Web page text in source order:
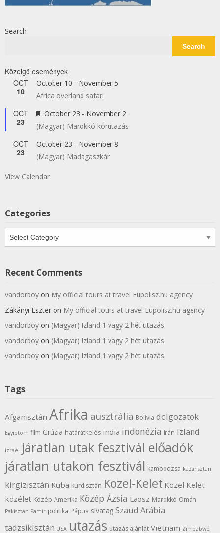
Search
Search
Közelgő események
OCT
10
October 10 - November 5
Africa overland safari
OCT
23
Featured
October 23 - November 2
(Magyar) Marokkó körutazás
OCT
23
October 23 - November 8
(Magyar) Madagaszkár
View Calendar
Categories
Categories
Recent Comments
vandorboy on My official tours at travel Eupolisz.hu agency
Zákányi Eszter on My official tours at travel Eupolisz.hu agency
vandorboy on (Magyar) Izland 1 vagy 2 hét utazás
vandorboy on (Magyar) Izland 1 vagy 2 hét utazás
vandorboy on (Magyar) Izland 1 vagy 2 hét utazás
Tags
Afganisztán Afrika ausztrália Bolivia dolgozatok
Egyiptom film Grúzia határátkelés india indonézia Irán Izland
izrael járatlan utak fesztivál előadók
járatlan utakon fesztivál kambodzsa kazahsztán
kirgizisztán Kuba kurdisztán Közel-Kelet Közel Kelet
közélet Közép-Amerika Közép Ázsia Laosz Marokkó Omán
Pakisztán Pamír politika Pápua sivatag Szaud Arábia
tadzsikisztán USA utazás utazás ajánlat Vietnam Zimbabwe